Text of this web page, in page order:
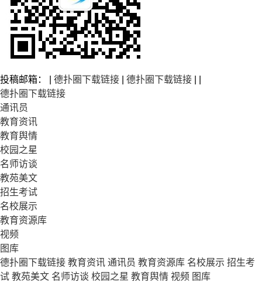
投稿邮箱： | 德扑圈下载链接 德扑圈下载链接
德扑圈下载链接
通讯员
教育资讯
教育舆情
校园之星
名师访谈
教苑美文
招生考试
名校展示
教育资源库
视频
图库
德扑圈下载链接 教育资讯 通讯员 教育资源库 名校展示 招生考
试 教苑美文 名师访谈 校园之星 教育舆情 视频 图库